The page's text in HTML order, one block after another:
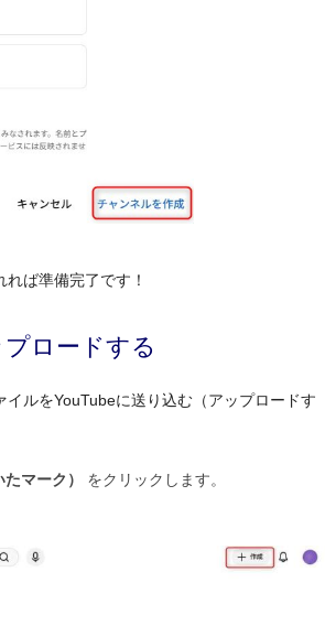
ば準備完了です！
ロードする
ルをYouTubeに送り込む（アップロードす
マーク） をクリックします。